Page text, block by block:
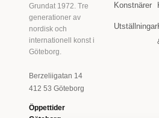
Grundat 1972. Tre
generationer av
nordisk och
internationell konst i
Göteborg.
Berzeliigatan 14
412 53 Göteborg
Öppettider
Konstnärer
Utställningar